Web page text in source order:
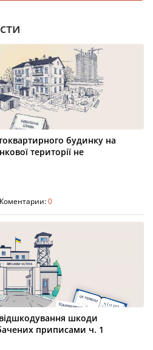
будинку на
території не
Коментарии:0
шкоди
приписами ч. 1